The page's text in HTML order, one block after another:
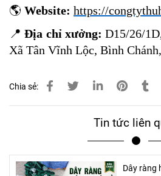
🌎 Website: https://
📍Địa chỉ xưởng: D15/26/
Xã Tân Vĩnh Lộc, Bình
Chia sẻ:
Tin tức liên
Dây ràng